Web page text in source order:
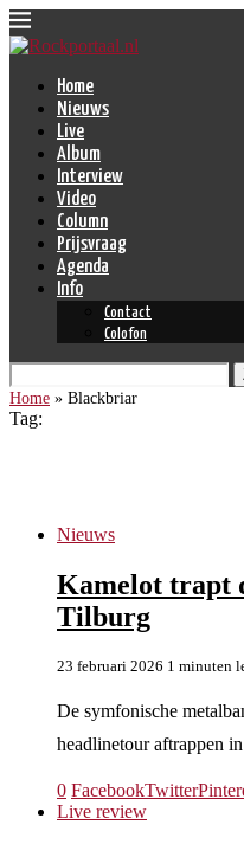
Home
Nieuws
Live
Album
Interview
Video
Column
Prijsvraag
Agenda
Info
Contact
Colofon
Home » Blackbriar
Tag:
Nieuws
Kamelot trapt
Tilburg
23 februari 2026 1 minuten
De symfonische
headlinetour aftrappen
0 FacebookTwitter
Live review